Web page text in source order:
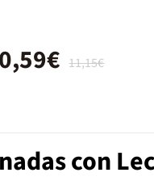
11,15€
con